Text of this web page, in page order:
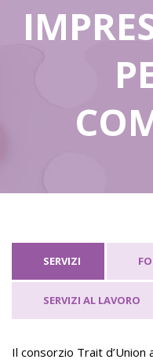
SERVIZI
SERVIZI AL LAVORO
Il consorzio Trait